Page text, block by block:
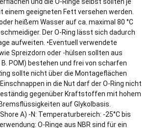
einem geeigneten Fett versehen werden.
heißem Wasser auf ca. maximal 80 °C
Der O-Ring lässt sich dadurch
aufweiten. •Eventuell verwendete
Spreizdorn oder -hülsen sollten aus
POM) bestehen und frei von scharfen
sollte nicht über die Montageflächen
in die Nut darf der O-Ring nicht
gegenüber Kraftstoffen mit hohem
auf Glykolbasis.
A) -N: Temperaturbereich: -25°C bis
O-Ringe aus NBR sind für ein